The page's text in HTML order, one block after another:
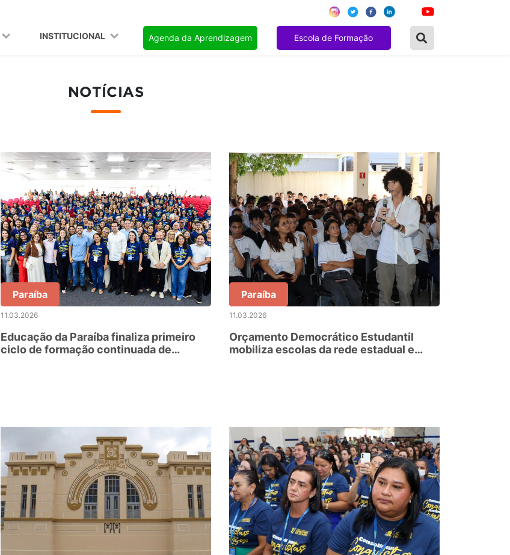
INSTITUCIONAL Agenda da Aprendizagem Escola de Formação
NOTÍCIAS
Paraíba
11.03.2026
Educação da Paraíba finaliza primeiro
ciclo de formação continuada de
Paraíba
11.03.2026
Orçamento Democrático Estudantil
mobiliza escolas da rede estadual e